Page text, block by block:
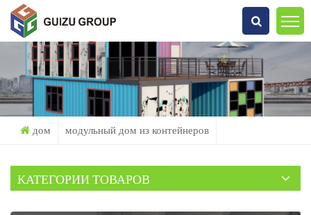
Что Ты Ищешь?
дом модульный дом из контейнеров
КАТЕГОРИИ ТОВАРОВ